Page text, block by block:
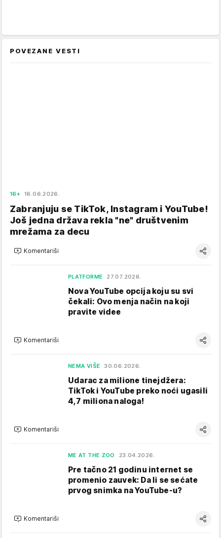
POVEZANE VESTI
16+ 16.06.2026.
Zabranjuju se TikTok, Instagram i YouTube!
Još jedna država rekla "ne" društvenim
mrežama za decu
Komentariši
PLATFORME 27.07.2026.
Nova YouTube opcija koju su svi
čekali: Ovo menja način na koji
pravite videe
Komentariši
NEMA VIŠE 30.06.2026.
Udarac za milione tinejdžera:
TikTok i YouTube preko noći ugasili
4,7 miliona naloga!
Komentariši
ME AT THE ZOO 23.04.2026.
Pre tačno 21 godinu internet se
promenio zauvek: Da li se sećate
prvog snimka na YouTube-u?
Komentariši